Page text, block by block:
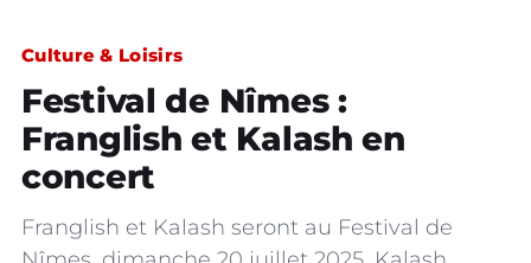
Culture & Loisirs
Festival de Nîmes :
Franglish et Kalash en
concert
Franglish et Kalash seront au Festival de